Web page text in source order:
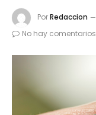
PorRedaccion
No hay comentarios